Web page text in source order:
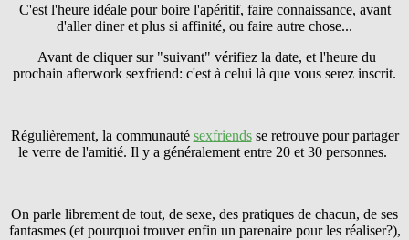
C'est l'heure idéale pour boire l'apéritif, faire connaissance, avant
d'aller diner et plus si affinité, ou faire autre chose...
Avant de cliquer sur "suivant" vérifiez la date, et l'heure du
prochain afterwork sexfriend: c'est à celui là que vous serez inscrit.
Régulièrement, la communauté sexfriendsse retrouve pour partager
le verre de l'amitié. Il y a généralement entre 20 et 30 personnes.
On parle librement de tout, de sexe, des pratiques de chacun, de ses
fantasmes (et pourquoi trouver enfin un parenaire pour les réaliser?),